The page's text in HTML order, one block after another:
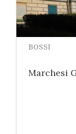
BOSSI
Marchesi